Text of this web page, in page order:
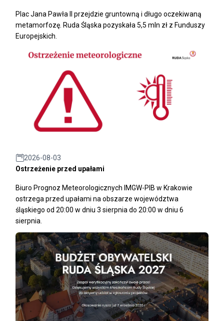
Plac Jana Pawła II przejdzie gruntowną i długo oczekiwaną
metamorfozę. Ruda Śląska pozyskała 5,5 mln zł z Funduszy
Europejskich.
2026-08-03
Ostrzeżenie przed upałami
Biuro Prognoz Meteorologicznych IMGW-PIB w Krakowie
ostrzega przed upałami na obszarze województwa
śląskiego od 20:00 w dniu 3 sierpnia do 20:00 w dniu 6
sierpnia.